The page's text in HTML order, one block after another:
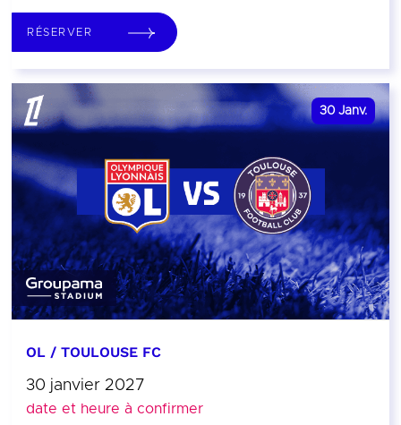
RÉSERVER
30 Janv.
OL / TOULOUSE FC
30 janvier 2027
date et heure à confirmer